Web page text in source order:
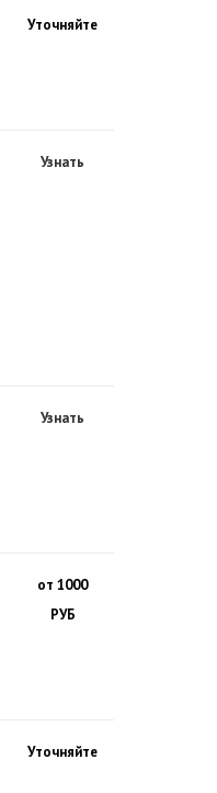
Уточняйте
Узнать
Узнать
от 1000
РУБ
Уточняйте